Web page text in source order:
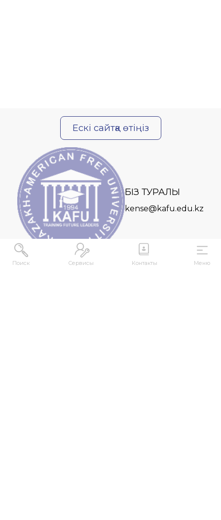
Поиск Сервисы Контакты Меню
Ескі сайтқа өтіңіз
БІЗ ТУРАЛЫ
kense@kafu.edu.kz